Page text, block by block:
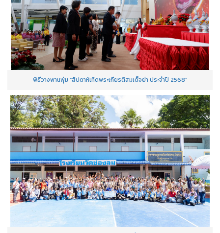
พิธีวางพานพุ่ม “สัปดาห์เทิดพระเกียรติสมเด็จย่า ประจำปี 2568”